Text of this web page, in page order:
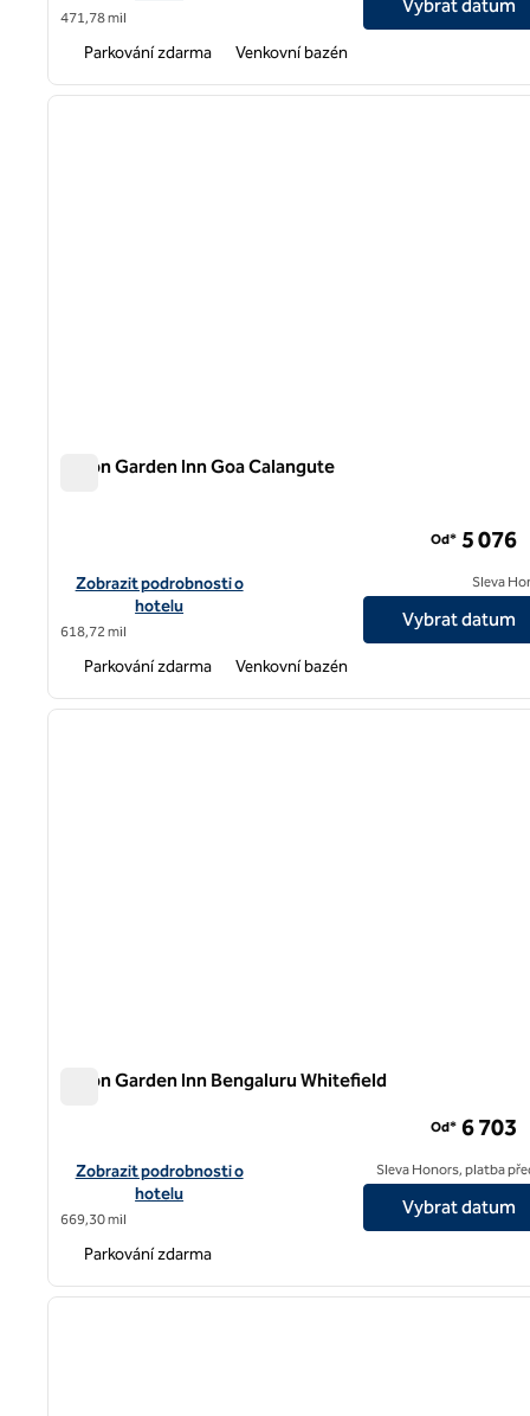
471,78 mil
Vybrat datum
Parkování zdarma Venkovní bazén
1 z 12
Hilton Garden Inn Goa Calangute
Zobrazit podrobnosti o hotelu Hilton Garden Inn Goa
Zobrazit podrobnosti o
hotelu
618,72 mil
Od* 5 076
Sleva
Vybrat datum
Parkování zdarma Venkovní bazén
1 z 8
Hilton Garden Inn Bengaluru Whitefield
Zobrazit podrobnosti o hotelu Hilton Garden Inn Bengaluru
Zobrazit podrobnosti o
hotelu
669,30 mil
Od* 6 703
Sleva Honors, platba
Vybrat datum
Parkování zdarma
1 z 12